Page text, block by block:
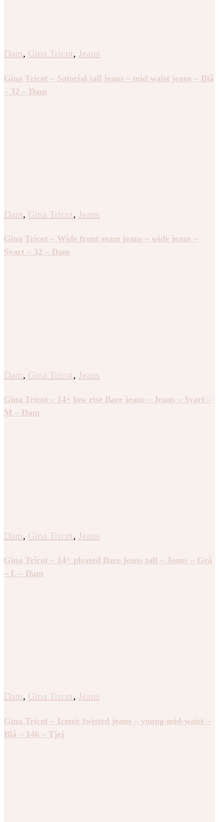
Dam, Gina Tricot, Jeans
Gina Tricot – Satorial tall jeans – mid waist jeans – Blå
– 32 – Dam
Dam, Gina Tricot, Jeans
Gina Tricot – Wide front seam jeans – wide jeans –
Svart – 32 – Dam
Dam, Gina Tricot, Jeans
Gina Tricot – 14+ low rise flare jeans – Jeans – Svart –
M – Dam
Dam, Gina Tricot, Jeans
Gina Tricot – 14+ pleated flare jeans tall – Jeans – Grå
– L – Dam
Dam, Gina Tricot, Jeans
Gina Tricot – Iconic twisted jeans – young-mid-waist –
Blå – 146 – Tjej